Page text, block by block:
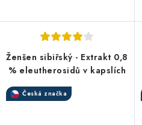
Ženšen sibiřský - Extrakt 0,8
% eleutherosidů v kapslích
Česká značka